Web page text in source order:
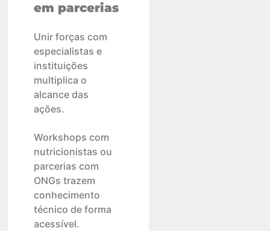
em parcerias
Unir forças com
especialistas e
instituições
multiplica o
alcance das
ações.
Workshops com
nutricionistas ou
parcerias com
ONGs trazem
conhecimento
técnico de forma
acessível.